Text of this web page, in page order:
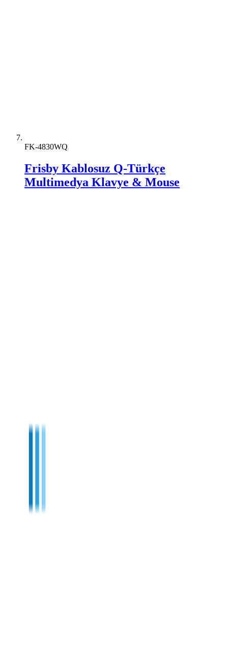
FK-4830WQ
Frisby Kablosuz Q-Türkçe
Multimedya Klavye & Mouse